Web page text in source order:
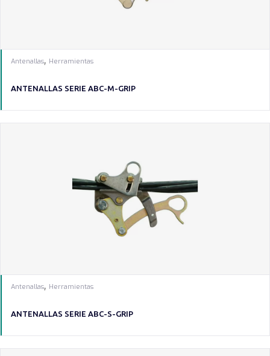
Antenallas, Herramientas
ANTENALLAS SERIE ABC-M-GRIP
Antenallas, Herramientas
ANTENALLAS SERIE ABC-S-GRIP